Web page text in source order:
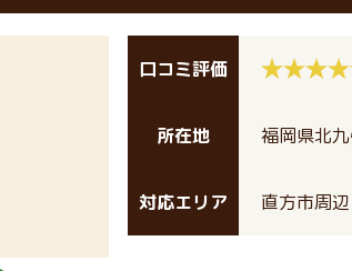
口コミ評価
所在地 福岡県北
対応エリア 直方市周辺